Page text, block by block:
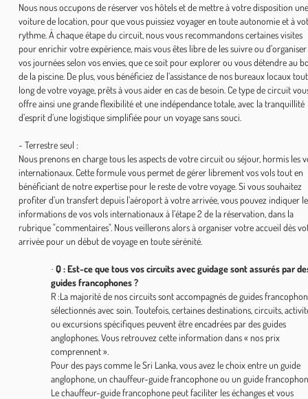
Nous nous occupons de réserver vos hôtels et de mettre à votre disposition une
voiture de location, pour que vous puissiez voyager en toute autonomie et à
rythme. À chaque étape du circuit, nous vous recommandons certaines visites
pour enrichir votre expérience, mais vous êtes libre de les suivre ou d’organiser
vos journées selon vos envies, que ce soit pour explorer ou vous détendre au
de la piscine. De plus, vous bénéficiez de l’assistance de nos bureaux locaux
long de votre voyage, prêts à vous aider en cas de besoin. Ce type de circuit
offre ainsi une grande flexibilité et une indépendance totale, avec la tranquillité
d’esprit d’une logistique simplifiée pour un voyage sans souci.
- Terrestre seul :
Nous prenons en charge tous les aspects de votre circuit ou séjour, hormis les
internationaux. Cette formule vous permet de gérer librement vos vols tout en
bénéficiant de notre expertise pour le reste de votre voyage. Si vous souhaitez
profiter d’un transfert depuis l’aéroport à votre arrivée, vous pouvez indiquer
informations de vos vols internationaux à l’étape 2 de la réservation, dans la
rubrique "commentaires". Nous veillerons alors à organiser votre accueil dès
arrivée pour un début de voyage en toute sérénité.
· Q : Est-ce que tous vos circuits avec guidage sont assurés par
guides francophones ?
R :La majorité de nos circuits sont accompagnés de guides
sélectionnés avec soin. Toutefois, certaines destinations, circuits,
ou excursions spécifiques peuvent être encadrées par des guides
anglophones. Vous retrouvez cette information dans « nos prix
comprennent ».
Pour des pays comme le Sri Lanka, vous avez le choix entre un guide
anglophone, un chauffeur-guide francophone ou un guide
Le chauffeur-guide francophone peut faciliter les échanges et vous